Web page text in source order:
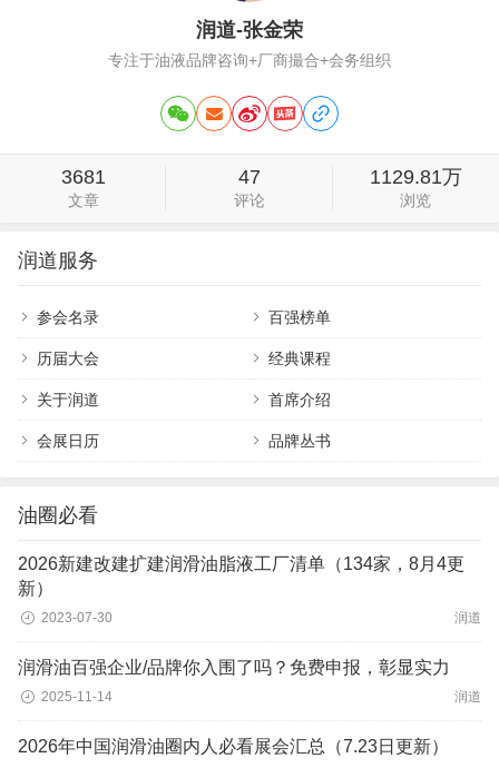
润道-张金荣
专注于油液品牌咨询+厂商撮合+会务组织
3681
文章
47
评论
1129.81万
浏览
润道服务
参会名录 百强榜单
历届大会 经典课程
关于润道 首席介绍
会展日历 品牌丛书
油圈必看
2026新建改建扩建润滑油脂液工厂清单（134家，8月4更
新）
2023-07-30 润道
润滑油百强企业/品牌你入围了吗？免费申报，彰显实力
2025-11-14 润道
2026年中国润滑油圈内人必看展会汇总（7.23日更新）